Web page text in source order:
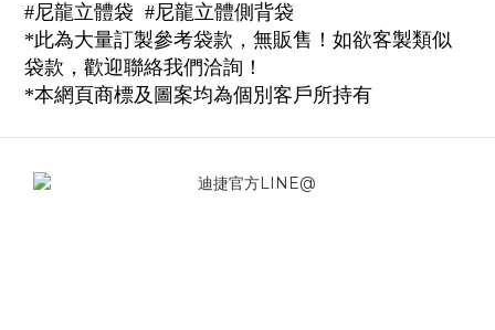
#尼龍立體袋 #尼龍立體側背袋
*此為大量訂製參考袋款，無販售！如欲客製類似
袋款，歡迎聯絡我們洽詢！
*本網頁商標及圖案均為個別客戶所持有